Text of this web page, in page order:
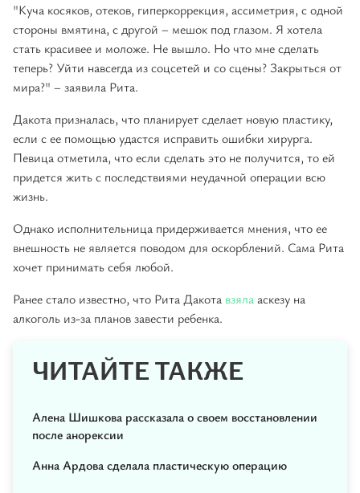
"Куча косяков, отеков, гиперкоррекция, ассиметрия, с одной
стороны вмятина, с другой – мешок под глазом. Я хотела
стать красивее и моложе. Не вышло. Но что мне сделать
теперь? Уйти навсегда из соцсетей и со сцены? Закрыться от
мира?" – заявила Рита.
Дакота призналась, что планирует сделает новую пластику,
если с ее помощью удастся исправить ошибки хирурга.
Певица отметила, что если сделать это не получится, то ей
придется жить с последствиями неудачной операции всю
жизнь.
Однако исполнительница придерживается мнения, что ее
внешность не является поводом для оскорблений. Сама Рита
хочет принимать себя любой.
Ранее стало известно, что Рита Дакота взялааскезу на
алкоголь из-за планов завести ребенка.
ЧИТАЙТЕ ТАКЖЕ
Алена Шишкова рассказала о своем восстановлении
после анорексии
Анна Ардова сделала пластическую операцию